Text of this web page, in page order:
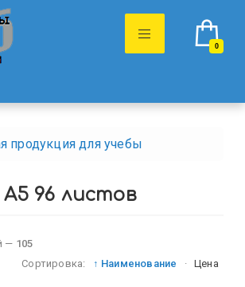
0
продукция для учебы
96 листов
— 105
Сортировка:
↑ Наименование · Цена